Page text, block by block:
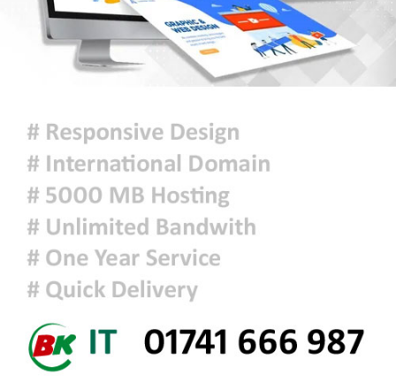
দিল্লিতে গণমাধ্যমের সঙ্গে ক্ষমতাচ্যুত শেখ
হাসিনার আলাপচারিতা নিয়ে ঢাকার ক্ষুব্ধ
প্রতিক্রিয়া
আজকের রাশিফল
ফ্যাসিবাদবিরোধী আন্দোলনে হত্যাকাণ্ডের
বিচার হবে স্বচ্ছ, নিরপেক্ষ ও বিশ্বাসযোগ্য
: প্রধানমন্ত্রী